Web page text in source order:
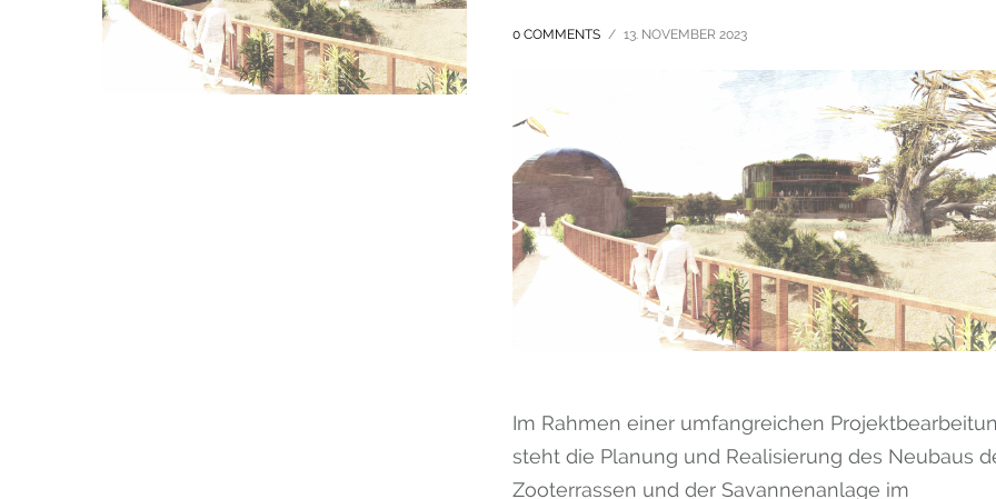
0 COMMENTS / 13. NOVEMBER 2023
Im Rahmen einer umfangreichen
steht die Planung und Realisierung des Neubaus
Zooterrassen und der Savannenanlage im